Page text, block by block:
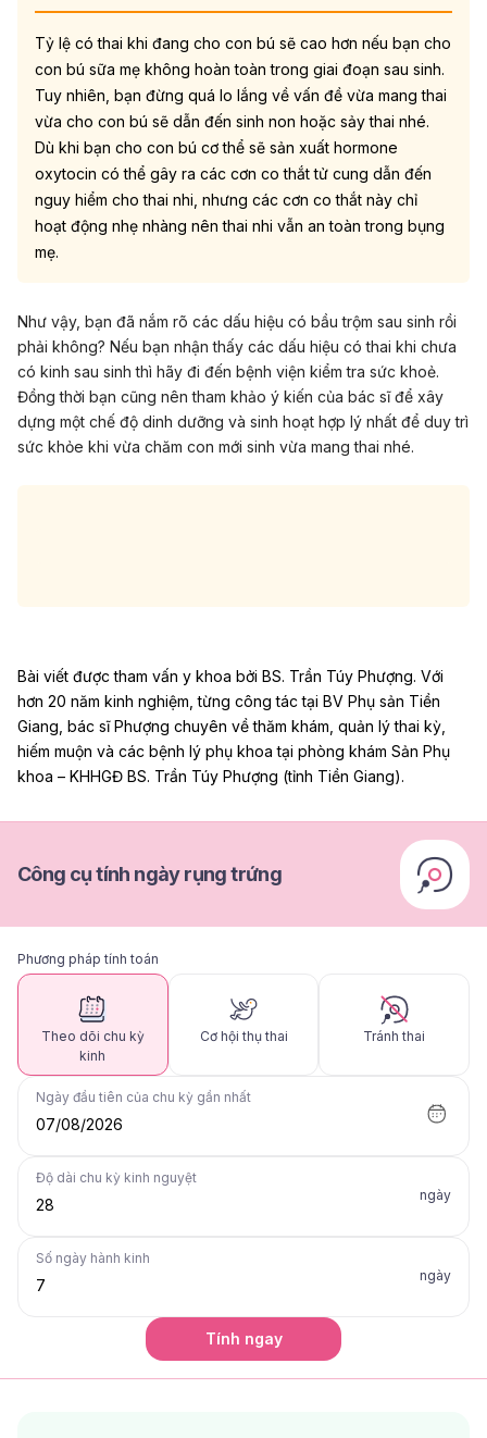
Tỷ lệ có thai khi đang cho con bú sẽ cao hơn nếu bạn cho
con bú sữa mẹ không hoàn toàn trong giai đoạn sau sinh.
Tuy nhiên, bạn đừng quá lo lắng về vấn đề vừa mang thai
vừa cho con bú sẽ dẫn đến sinh non hoặc sảy thai nhé.
Dù khi bạn cho con bú cơ thể sẽ sản xuất hormone
oxytocin có thể gây ra các cơn co thắt tử cung dẫn đến
nguy hiểm cho thai nhi, nhưng các cơn co thắt này chỉ
hoạt động nhẹ nhàng nên thai nhi vẫn an toàn trong bụng
mẹ.
Như vậy, bạn đã nắm rõ các dấu hiệu có bầu trộm sau sinh rồi
phải không? Nếu bạn nhận thấy các dấu hiệu có thai khi chưa
có kinh sau sinh thì hãy đi đến bệnh viện kiểm tra sức khoẻ.
Đồng thời bạn cũng nên tham khảo ý kiến của bác sĩ để xây
dựng một chế độ dinh dưỡng và sinh hoạt hợp lý nhất để duy trì
sức khỏe khi vừa chăm con mới sinh vừa mang thai nhé.
Bài viết được tham vấn y khoa bởi BS. Trần Túy Phượng. Với
hơn 20 năm kinh nghiệm, từng công tác tại BV Phụ sản Tiền
Giang, bác sĩ Phượng chuyên về thăm khám, quản lý thai kỳ,
hiếm muộn và các bệnh lý phụ khoa tại phòng khám Sản Phụ
khoa – KHHGĐ BS. Trần Túy Phượng (tỉnh Tiền Giang).
Công cụ tính ngày rụng trứng
Phương pháp tính toán
Theo dõi chu kỳ
kinh
Cơ hội thụ thai Tránh thai
Ngày đầu tiên của chu kỳ gần nhất
07/08/2026
Độ dài chu kỳ kinh nguyệt
ngày
Số ngày hành kinh
ngày
Tính ngay